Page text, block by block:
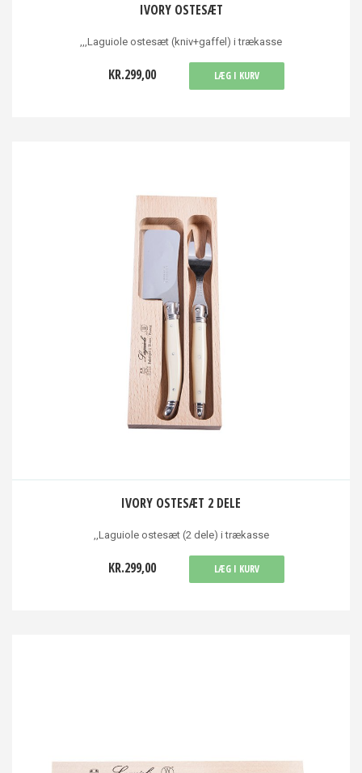
IVORY OSTESÆT
,,,Laguiole ostesæt (kniv+gaffel) i trækasse
KR.299,00 LÆG I KURV
IVORY OSTESÆT 2 DELE
,,Laguiole ostesæt (2 dele) i trækasse
KR.299,00 LÆG I KURV